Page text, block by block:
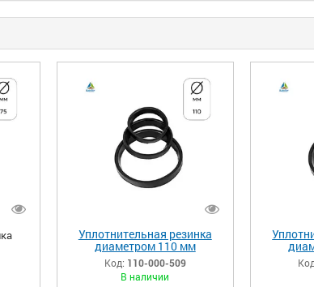
Уплотнительная резинка
диаметром 110 мм
Код: 110-000-509
В наличии